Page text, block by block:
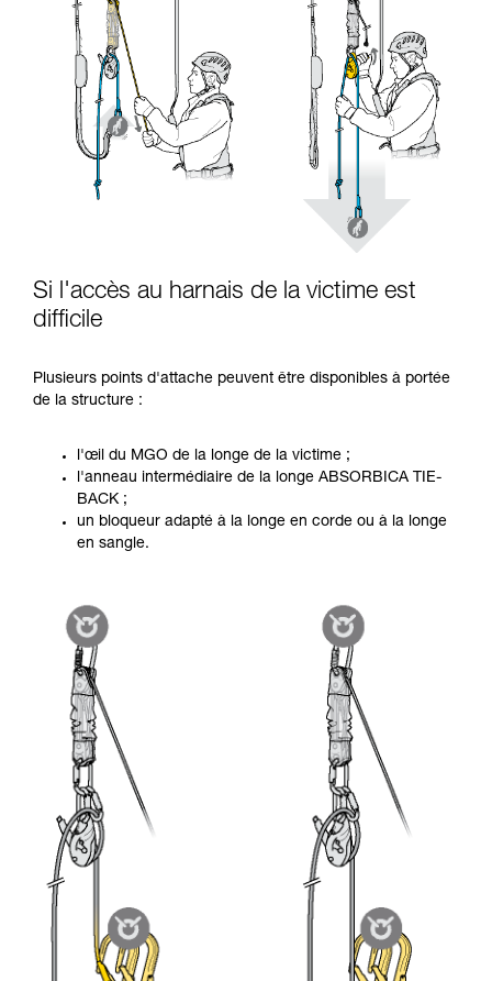
Si l'accès au harnais de la victime est
difficile
Plusieurs points d'attache peuvent être disponibles à portée
de la structure :
l'œil du MGO de la longe de la victime ;
l'anneau intermédiaire de la longe ABSORBICA TIE-
BACK ;
un bloqueur adapté à la longe en corde ou à la longe
en sangle.